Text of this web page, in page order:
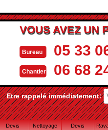
VOUS AVEZ UN
Bureau 05 33
Chantier 06 68
Etre rappelé immédiatement:
Devis
Nettoyage
Devis